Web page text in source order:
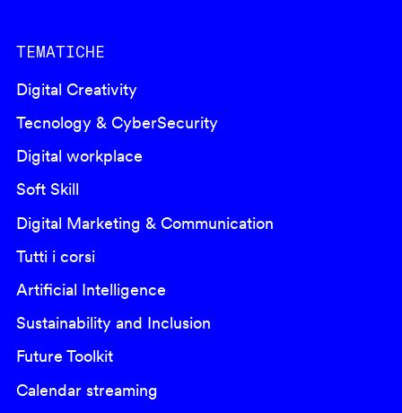
TEMATICHE
Digital Creativity
Tecnology & CyberSecurity
Digital workplace
Soft Skill
Digital Marketing & Communication
Tutti i corsi
Artificial Intelligence
Sustainability and Inclusion
Future Toolkit
Calendar streaming